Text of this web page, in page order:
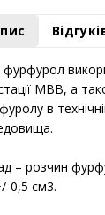
МВВ, а
в
– розчин
0,5 см3.